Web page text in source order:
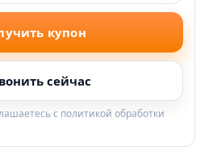
купон
сейчас
с политикой обработки